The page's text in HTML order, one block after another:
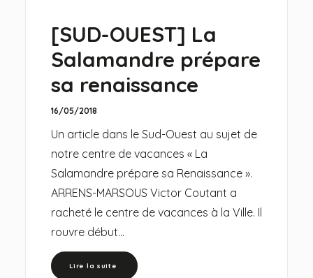
[SUD-OUEST] La
Salamandre prépare
sa renaissance
16/05/2018
Un article dans le Sud-Ouest au sujet de
notre centre de vacances « La
Salamandre prépare sa Renaissance ».
ARRENS-MARSOUS Victor Coutant a
racheté le centre de vacances à la Ville. Il
rouvre début…
Lire la suite